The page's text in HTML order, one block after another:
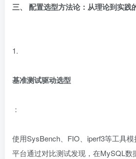
三、 配置选型方法论：从理论到实践
1.
基准测试驱动选型
：
使用SysBench、FIO、iperf3等工具
平台通过对比测试发现，在MySQL数